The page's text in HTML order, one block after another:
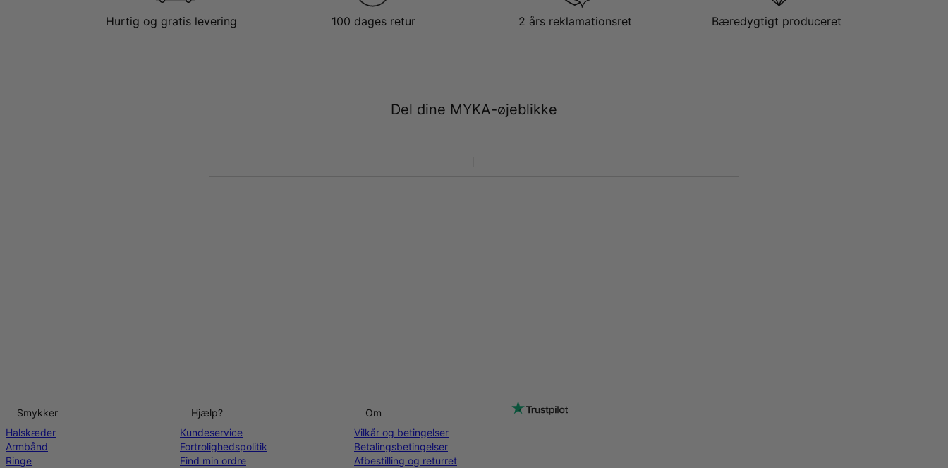
Hurtig og gratis levering 100 dages retur 2 års reklamationsret Bæredygtigt produceret
Del dine MYKA-øjeblikke
Smykker
Halskæder
Armbånd
Ringe
Hjælp?
Kundeservice
Fortrolighedspolitik
Find min ordre
Om
Vilkår og betingelser
Betalingsbetingelser
Afbestilling og returret